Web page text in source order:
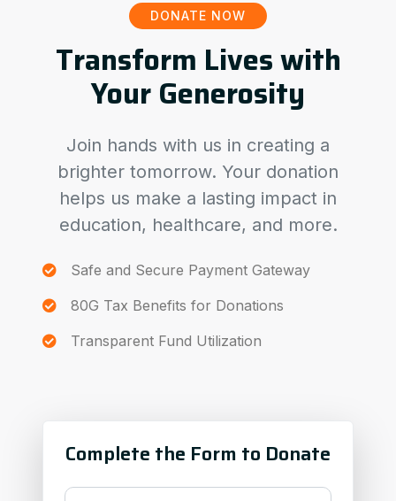
DONATE NOW
Transform Lives with
Your Generosity
Join hands with us in creating a
brighter tomorrow. Your donation
helps us make a lasting impact in
education, healthcare, and more.
Safe and Secure Payment Gateway
80G Tax Benefits for Donations
Transparent Fund Utilization
Complete the Form to Donate